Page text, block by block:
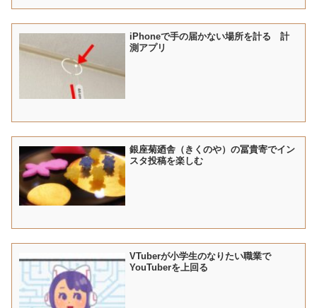
iPhoneで手の届かない場所を計る 計
測アプリ
銀座菊廼舎（きくのや）の冨貴寄でイン
スタ投稿を楽しむ
VTuberが小学生のなりたい職業で
YouTuberを上回る